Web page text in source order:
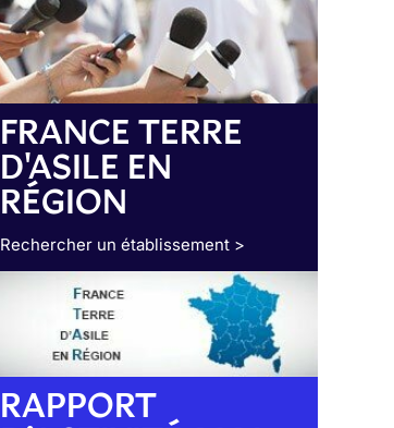
FRANCE TERRE
D'ASILE EN
RÉGION
Rechercher un établissement >
RAPPORT